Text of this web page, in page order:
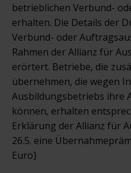
betrieblichen Verbund-
erhalten. Die Details der
Verbund- oder
Rahmen der Allianz für
erörtert. Betriebe, die
übernehmen, die wegen
Ausbildungsbetriebs ihre
können, erhalten
Erklärung der Allianz für
26.5. eine
Euro}